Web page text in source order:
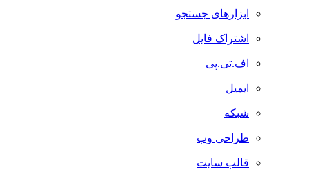
ابزارهای جستجو
اشتراک فایل
اف.تی.پی
ایمیل
شبکه
طراحی وب
قالب سایت